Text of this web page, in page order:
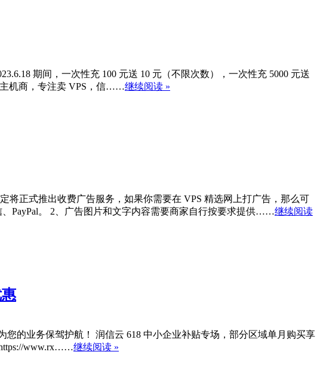
期间，一次性充 100 元送 10 元（不限次数），一次性充 5000 元送
主机商，专注卖 VPS，信……继续阅读 »
将正式推出收费广告服务，如果你需要在 VPS 精选网上打广告，那么可
PayPal。 2、广告图片和文字内容需要商家自行按要求提供……继续阅读
的业务保驾护航！ 润信云 618 中小企业补贴专场，部分区域单月购买享
https://www.rx……继续阅读 »